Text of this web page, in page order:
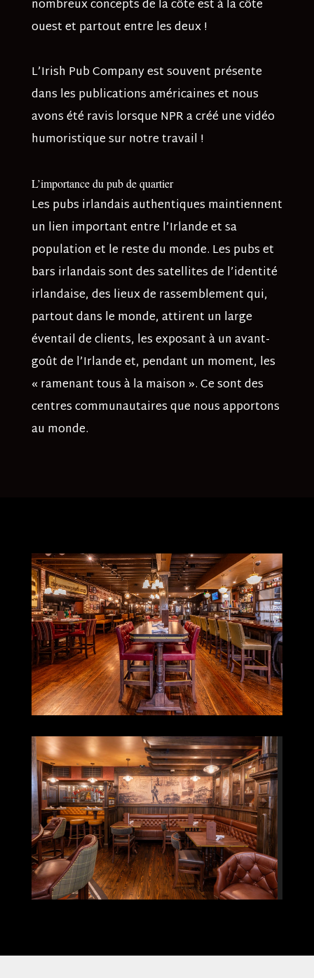
nombreux concepts de la côte est à la côte
ouest et partout entre les deux !
L’Irish Pub Company est souvent présente
dans les publications américaines et nous
avons été ravis lorsque NPR a créé une vidéo
humoristique sur notre travail !
L’importance du pub de quartier
Les pubs irlandais authentiques maintiennent
un lien important entre l’Irlande et sa
population et le reste du monde. Les pubs et
bars irlandais sont des satellites de l’identité
irlandaise, des lieux de rassemblement qui,
partout dans le monde, attirent un large
éventail de clients, les exposant à un avant-
goût de l’Irlande et, pendant un moment, les
« ramenant tous à la maison ». Ce sont des
centres communautaires que nous apportons
au monde.